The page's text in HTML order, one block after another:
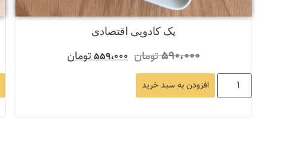
پک کادویی اقتصادی
590،000تومان 559،000تومان
افزودن به سبد خرید